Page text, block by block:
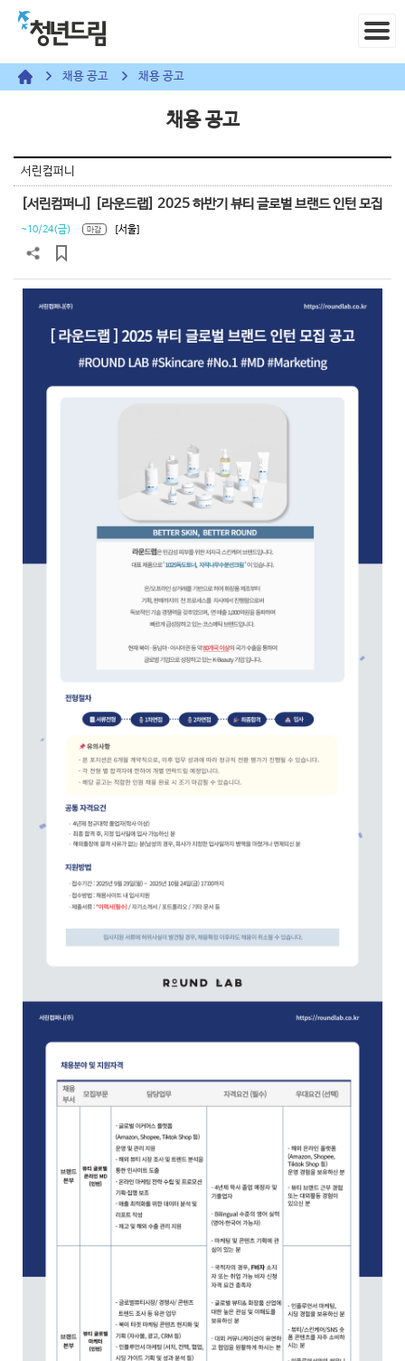
채용 공고 채용 공고
채용 공고
서린컴퍼니
[서린컴퍼니] [라운드랩] 2025 하반기 뷰티 글로벌 브랜드 인턴 모집
~10/24(금) 마감 [서울]